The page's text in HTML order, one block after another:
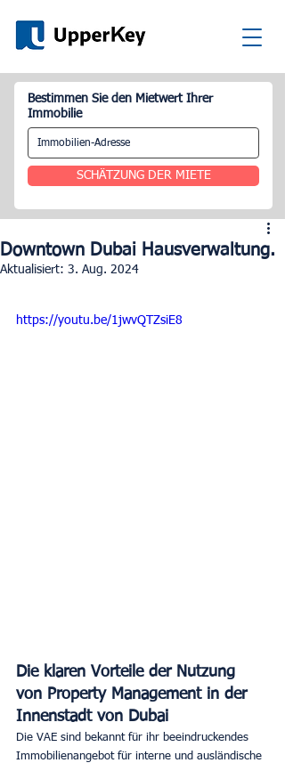
Bestimmen Sie den Mietwert Ihrer
Immobilie
SCHÄTZUNG DER MIETE
Downtown Dubai Hausverwaltung.
Aktualisiert: 3. Aug. 2024
https://youtu.be/1jwvQTZsiE8
Die klaren Vorteile der Nutzung
von Property Management in der
Innenstadt von Dubai
Die VAE sind bekannt für ihr beeindruckendes
Immobilienangebot für interne und ausländische